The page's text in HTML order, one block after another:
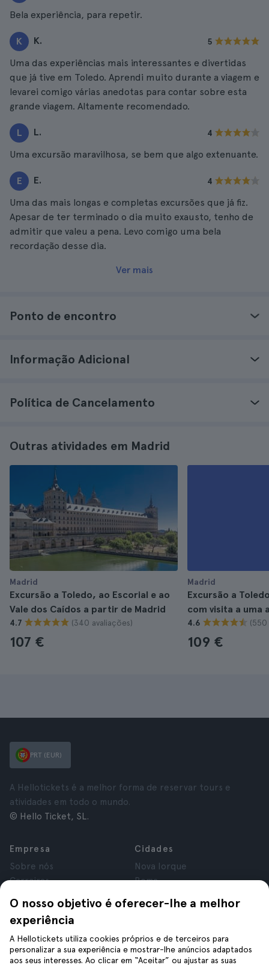
Bela experiência, para repetir.
K K. 5
Uma das experiências mais interessantes e divertidas
que já tive em Toledo. Aprendi muito durante a viagem e
levarei comigo várias anedotas para contar sobre esta
grande viagem. Altamente recomendado.
L L. 4
Uma excursão maravilhosa, se bem que algo extenuante.
E E. 4
Uma das mais longas e completas excursões que já fiz.
Apesar de ter terminado o dia muito exausto, tenho de
admitir que valeu a pena. Levo comigo uma bela
recordação desse dia.
Ver mais
Ponto de encontro
Informação Adicional
Política de Cancelamento
Outras atividades em Madrid
Madrid
Excursão a Toledo, ao Escorial e ao
Vale dos Caídos a partir de Madrid
4.7 (340 avaliações)
107 €
Madrid
Excursão a
com visita a uma
4.6 (550
109 €
O nosso objetivo é oferecer-lhe a melhor
experiência
A Hellotickets utiliza cookies próprios e de terceiros para
personalizar a sua experiência e mostrar-lhe anúncios adaptados
aos seus interesses. Ao clicar em “Aceitar” ou ajustar as suas
PRT (EUR)
A Hellotickets é a melhor forma de reservar tours e
atividades em todo o mundo.
© Hello Ticket, SL.
Empresa
Sobre nós
Carreiras
Avaliações
Privacidade
Termos e Condições
Aviso Legal
Cidades
Nova Iorque
Roma
Londres
Cracóvia
Tenerife